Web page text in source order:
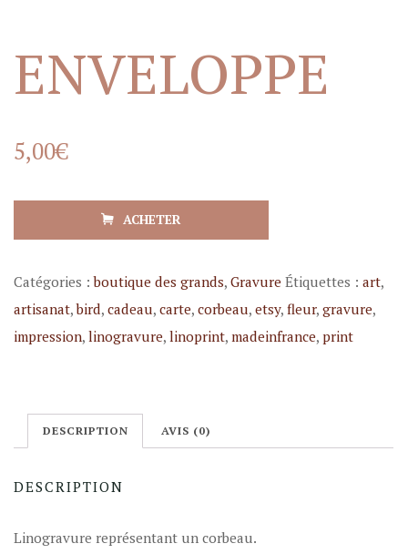
ENVELOPPE
5,00€
ACHETER
Catégories :boutique des grands,Gravure Étiquettes :art,
artisanat,bird,cadeau,carte,corbeau,etsy,fleur,gravure,
impression,linogravure,linoprint,madeinfrance,print
DESCRIPTION AVIS (0)
DESCRIPTION
Linogravure représentant un corbeau.